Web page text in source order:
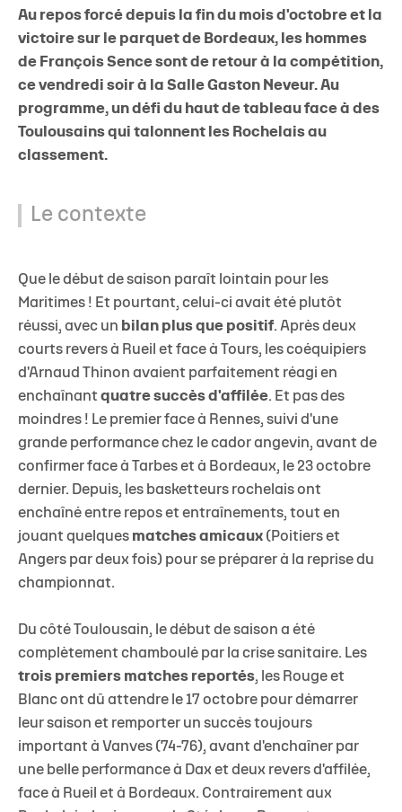
Au repos forcé depuis la fin du mois d'octobre et la
victoire sur le parquet de Bordeaux, les hommes
de François Sence sont de retour à la compétition,
ce vendredi soir à la Salle Gaston Neveur. Au
programme, un défi du haut de tableau face à des
Toulousains qui talonnent les Rochelais au
classement.
Le contexte
Que le début de saison paraît lointain pour les
Maritimes ! Et pourtant, celui-ci avait été plutôt
réussi, avec un bilan plus que positif. Après deux
courts revers à Rueil et face à Tours, les coéquipiers
d'Arnaud Thinon avaient parfaitement réagi en
enchaînant quatre succès d'affilée. Et pas des
moindres ! Le premier face à Rennes, suivi d'une
grande performance chez le cador angevin, avant de
confirmer face à Tarbes et à Bordeaux, le 23 octobre
dernier. Depuis, les basketteurs rochelais ont
enchaîné entre repos et entraînements, tout en
jouant quelques matches amicaux (Poitiers et
Angers par deux fois) pour se préparer à la reprise du
championnat.
Du côté Toulousain, le début de saison a été
complètement chamboulé par la crise sanitaire. Les
trois premiers matches reportés, les Rouge et
Blanc ont dû attendre le 17 octobre pour démarrer
leur saison et remporter un succès toujours
important à Vanves (74-76), avant d'enchaîner par
une belle performance à Dax et deux revers d'affilée,
face à Rueil et à Bordeaux. Contrairement aux